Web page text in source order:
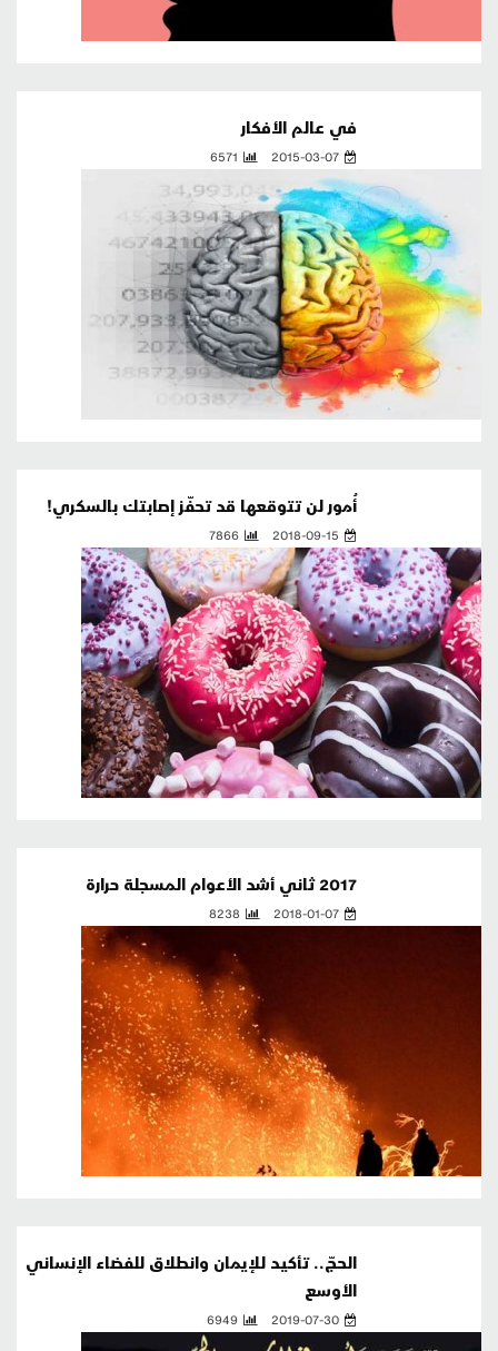
في عالم الأفكار
2015-03-07
6571
أُمور لن تتوقعها قد تحفّز إصابتك بالسكري!
2018-09-15
7866
2017 ثاني أشد الأعوام المسجلة حرارة
2018-01-07
8238
الحجّ.. تأكيد للإيمان وانطلاق للفضاء الإنساني
الأوسع
2019-07-30
6949